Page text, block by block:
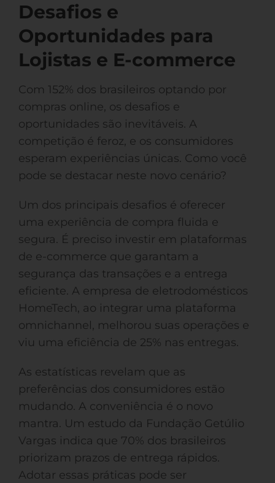
Desafios e
Oportunidades para
Lojistas e E-commerce
Com 152% dos brasileiros optando por
compras online, os desafios e
oportunidades são inevitáveis. A
competição é feroz, e os consumidores
esperam experiências únicas. Como você
pode se destacar neste novo cenário?
Um dos principais desafios é oferecer
uma experiência de compra fluida e
segura. É preciso investir em plataformas
de e-commerce que garantam a
segurança das transações e a entrega
eficiente. A empresa de eletrodomésticos
HomeTech, ao integrar uma plataforma
omnichannel, melhorou suas operações e
viu uma eficiência de 25% nas entregas.
As estatísticas revelam que as
preferências dos consumidores estão
mudando. A conveniência é o novo
mantra. Um estudo da Fundação Getúlio
Vargas indica que 70% dos brasileiros
priorizam prazos de entrega rápidos.
Adotar essas práticas pode ser